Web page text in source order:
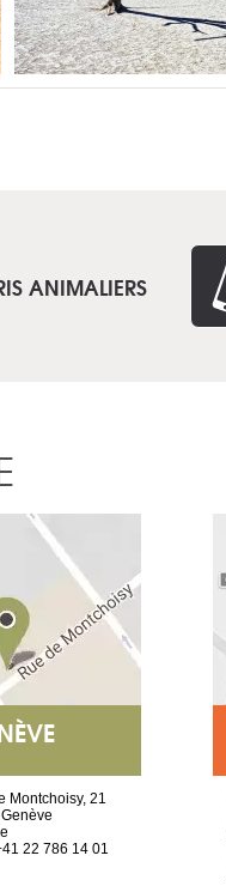
ANIMALIERS
Montchoisy, 21
22 786 14 01